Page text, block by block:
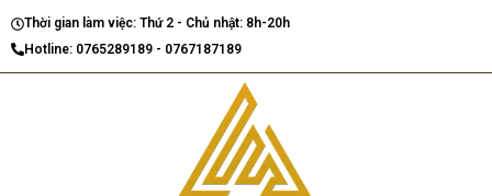
tới
nội
Thời gian làm việc: Thứ 2 - Chủ nhật: 8h-20h
Hotline: 0765289189 - 0767187189